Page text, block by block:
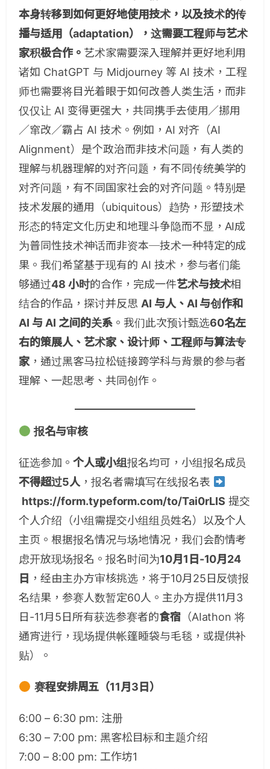
本身转移到如何更好地使用技术，以及技术的传
播与适用（adaptation），这需要工程师与艺术
家积极合作。 艺术家需要深入理解并更好地利用
诸如 ChatGPT 与 Midjourney 等 AI 技术，工程
师也需要将目光着眼于如何改善人类生活，而非
仅仅让 AI 变得更强大，共同携手去使用／挪用
／窜改／霸占 AI 技术。例如，AI 对齐（AI
Alignment）是个政治而非技术问题，有人类的
理解与机器理解的对齐问题，有不同传统美学的
对齐问题，有不同国家社会的对齐问题。特别是
技术发展的通用（ubiquitous）趋势，形塑技术
形态的特定文化历史和地理斗争隐而不显，AI成
为普同性技术神话而非资本─技术一种特定的成
果。我们希望基于现有的 AI 技术，参与者们能
够通过48 小时的合作，完成一件艺术与技术相
结合的作品，探讨并反思 AI 与人、AI 与创作和
AI 与 AI 之间的关系。我们此次预计甄选60名左
右的策展人、艺术家、设计师、工程师与算法专
家，通过黑客马拉松链接跨学科与背景的参与者
理解、一起思考、共同创作。
报名与审核
征选参加。个人或小组报名均可，小组报名成员
不得超过5人，报名者需填写在线报名表
https://form.typeform.com/to/Tai0rLIS 提交
个人介绍（小组需提交小组组员姓名）以及个人
主页。根据报名情况与场地情况，我们会酌情考
虑开放现场报名。报名时间为10月1日-10月24
日 ，经由主办方审核挑选，将于10月25日反馈报
名结果，参赛人数暂定60人。主办方提供11月3
日-11月5日所有获选参赛者的食宿（AIathon 将
通宵进行，现场提供帐篷睡袋与毛毯，或提供补
贴）。
赛程安排周五（11月3日）
6:00 – 6:30 pm: 注册
6:30 – 7:00 pm: 黑客松目标和主题介绍
7:00 – 8:00 pm: 工作坊1